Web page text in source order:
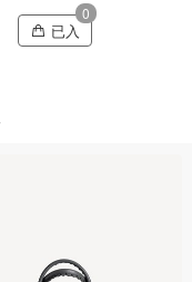
已入
0